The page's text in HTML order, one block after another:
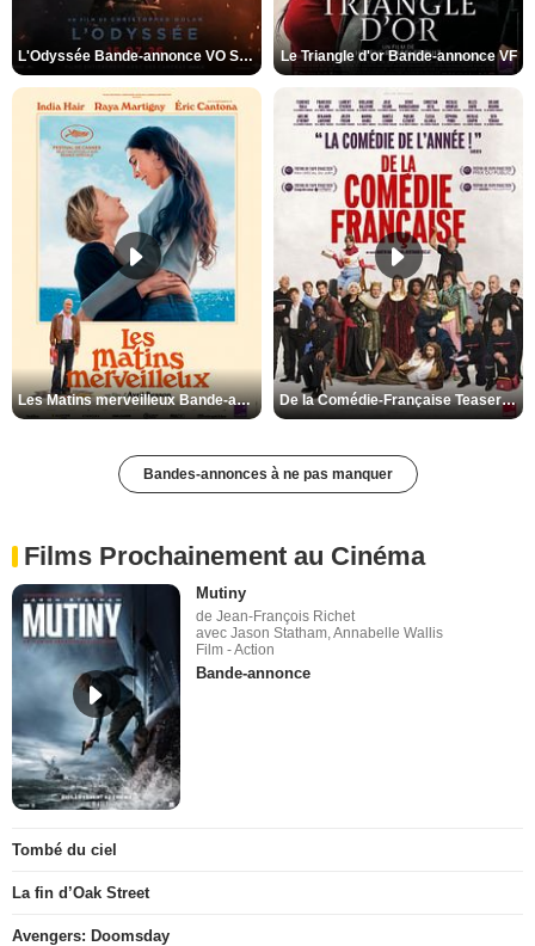
L'Odyssée Bande-annonce VO STFR Le Triangle d'or Bande-annonce VF
Les Matins merveilleux Bande-annonce VF De la Comédie-Française Teaser VF
Bandes-annonces à ne pas manquer
Films Prochainement au Cinéma
Mutiny
de Jean-François Richet
avec Jason Statham, Annabelle Wallis
Film - Action
Bande-annonce
Tombé du ciel
La fin d’Oak Street
Avengers: Doomsday